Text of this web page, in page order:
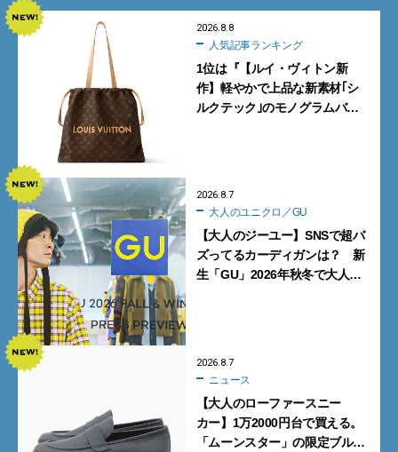
2026.8.8
人気記事ランキング
1位は『【ルイ・ヴィトン新
作】軽やかで上品な新素材｢シ
ルクテック｣のモノグラムバッ
2026.8.7
大人のユニクロ／GU
【大人のジーユー】SNSで超バ
ズってるカーディガンは？ 新
生「GU」2026年秋冬で大人メ
2026.8.7
ニュース
【大人のローファースニー
カー】1万2000円台で買える。
「ムーンスター」の限定ブルー